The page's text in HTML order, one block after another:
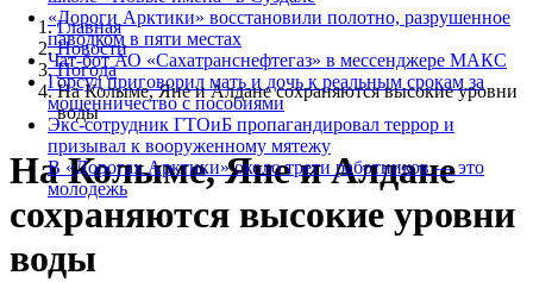
«Дороги Арктики» восстановили полотно, разрушенное
паводком в пяти местах
Чат-бот АО «Сахатранснефтегаз» в мессенджере МАКС
Горсуд приговорил мать и дочь к реальным срокам за
мошенничество с пособиями
Экс-сотрудник ГТОиБ пропагандировал террор и
призывал к вооруженному мятежу
В «Дорогах Арктики» около трети работников — это
молодежь
Главная
Новости
Погода
На Колыме, Яне и Алдане сохраняются высокие уровни
воды
На Колыме, Яне и Алдане
сохраняются высокие уровни
воды